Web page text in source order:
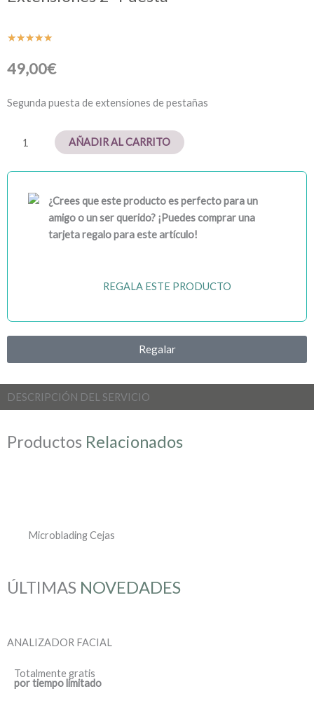
★★★★★
5
5
49,00€
Segunda puesta de extensiones de pestañas
Extensiones
Puesta
AÑADIR AL CARRITO
¿Crees que este producto es perfecto para un
amigo o un ser querido? ¡Puedes comprar una
tarjeta regalo para este artículo!
REGALA ESTE PRODUCTO
Regalar
DESCRIPCIÓN DEL SERVICIO
Productos Relacionados
Microblading Cejas
ÚLTIMAS NOVEDADES
ANALIZADOR FACIAL
Totalmente gratis
por tiempo limitado